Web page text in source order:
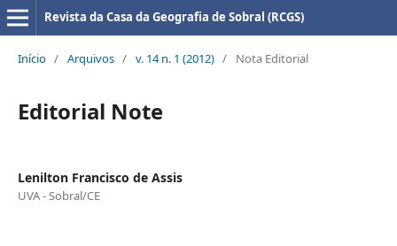
Revista da Casa da Geografia de Sobral (RCGS)
Início / Arquivos / v. 14 n. 1 (2012) / Nota Editorial
Editorial Note
Lenilton Francisco de Assis
UVA - Sobral/CE